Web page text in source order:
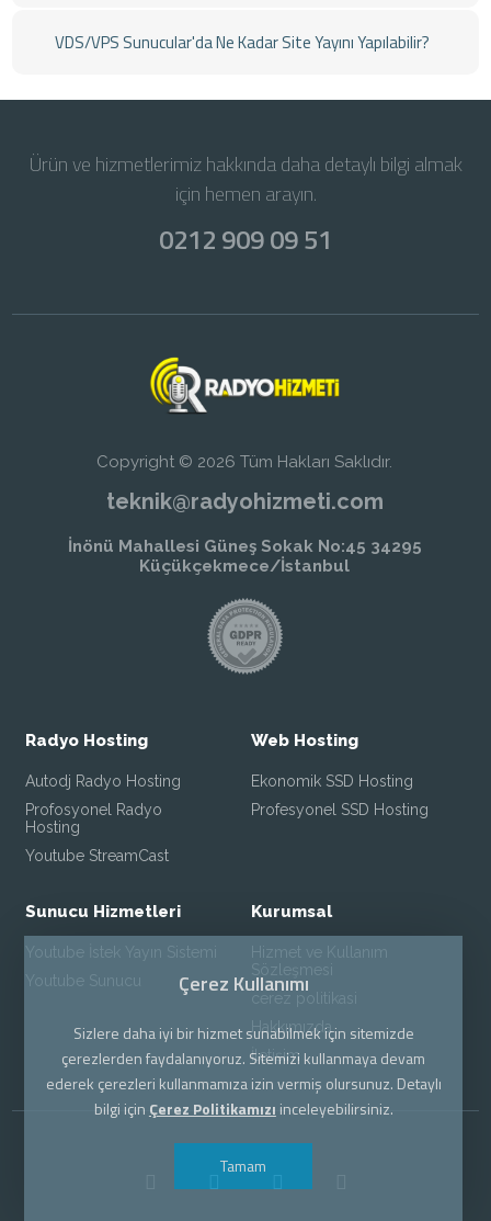
VDS/VPS Sunucular'da Ne Kadar Site Yayını Yapılabilir?
Ürün ve hizmetlerimiz hakkında daha detaylı bilgi almak
için hemen arayın.
0212 909 09 51
Copyright © 2026 Tüm Hakları Saklıdır.
teknik@radyohizmeti.com
İnönü Mahallesi Güneş Sokak No:45 34295
Küçükçekmece/İstanbul
Radyo Hosting
Autodj Radyo Hosting
Profosyonel Radyo
Hosting
Youtube StreamCast
Web Hosting
Ekonomik SSD Hosting
Profesyonel SSD Hosting
Sunucu Hizmetleri
Youtube İstek Yayın Sistemi
Youtube Sunucu
Kurumsal
Hizmet ve Kullanım
Sözleşmesi
cerez politikasi
Hakkımızda
İletişim
Çerez Kullanımı
Sizlere daha iyi bir hizmet sunabilmek için sitemizde
çerezlerden faydalanıyoruz. Sitemizi kullanmaya devam
ederek çerezleri kullanmamıza izin vermiş olursunuz. Detaylı
bilgi için Çerez Politikamızı inceleyebilirsiniz.
Tamam